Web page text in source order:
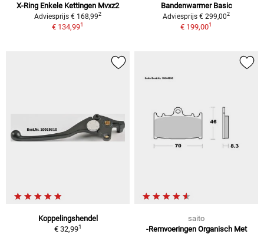
X-Ring Enkele Kettingen Mvxz2
Adviesprijs € 168,992
€ 134,991
Bandenwarmer Basic
Adviesprijs € 299,002
€ 199,001
Koppelingshendel
€ 32,991
saito
-Remvoeringen Organisch Met